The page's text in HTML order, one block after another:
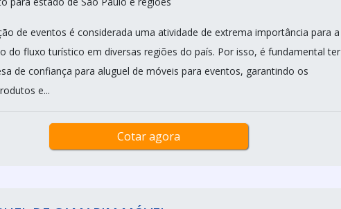
de eventos é considerada uma atividade de extrema importância para a
do fluxo turístico em diversas regiões do país. Por isso, é fundamental ter
de confiança para aluguel de móveis para eventos, garantindo os
e...
Cotar agora